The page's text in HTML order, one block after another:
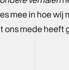
mee in hoe wij
ons mede heeft